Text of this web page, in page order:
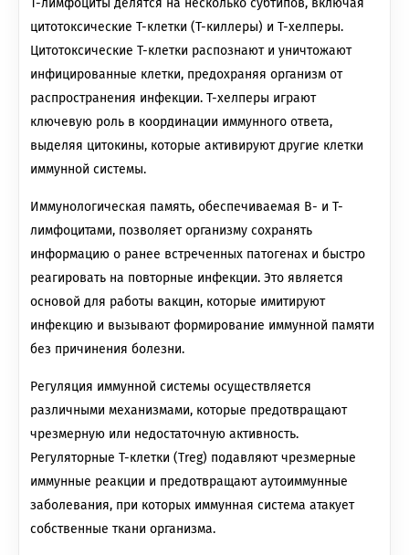
Т-лимфоциты делятся на несколько субтипов, включая
цитотоксические Т-клетки (Т-киллеры) и Т-хелперы.
Цитотоксические Т-клетки распознают и уничтожают
инфицированные клетки, предохраняя организм от
распространения инфекции. Т-хелперы играют
ключевую роль в координации иммунного ответа,
выделяя цитокины, которые активируют другие клетки
иммунной системы.
Иммунологическая память, обеспечиваемая В- и Т-
лимфоцитами, позволяет организму сохранять
информацию о ранее встреченных патогенах и быстро
реагировать на повторные инфекции. Это является
основой для работы вакцин, которые имитируют
инфекцию и вызывают формирование иммунной памяти
без причинения болезни.
Регуляция иммунной системы осуществляется
различными механизмами, которые предотвращают
чрезмерную или недостаточную активность.
Регуляторные Т-клетки (Treg) подавляют чрезмерные
иммунные реакции и предотвращают аутоиммунные
заболевания, при которых иммунная система атакует
собственные ткани организма.